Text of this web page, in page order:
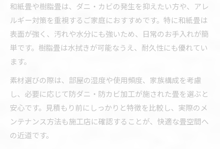
和紙畳や樹脂畳は、ダニ・カビの発生を抑えたい方や、アレ
ルギー対策を重視するご家庭におすすめです。特に和紙畳は
表面が強く、汚れや水分にも強いため、日常のお手入れが簡
単です。樹脂畳は水拭きが可能なうえ、耐久性にも優れてい
ます。
素材選びの際は、部屋の湿度や使用頻度、家族構成を考慮
し、必要に応じて防ダニ・防カビ加工が施された畳を選ぶと
安心です。見積もり前にしっかりと特徴を比較し、実際のメ
ンテナンス方法も施工店に確認することが、快適な畳空間へ
の近道です。